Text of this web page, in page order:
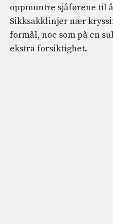
oppmuntre sjåførene til
Sikksakklinjer nær
formål, noe som på en
ekstra forsiktighet.